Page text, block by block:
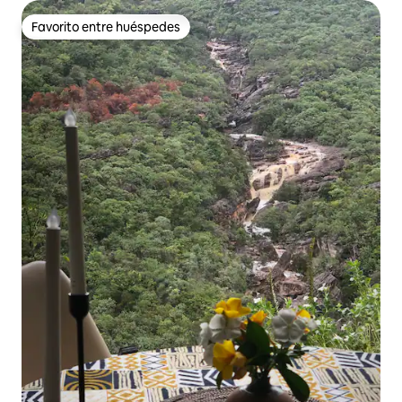
Favorito entre huéspedes
Favorito entre huéspedes